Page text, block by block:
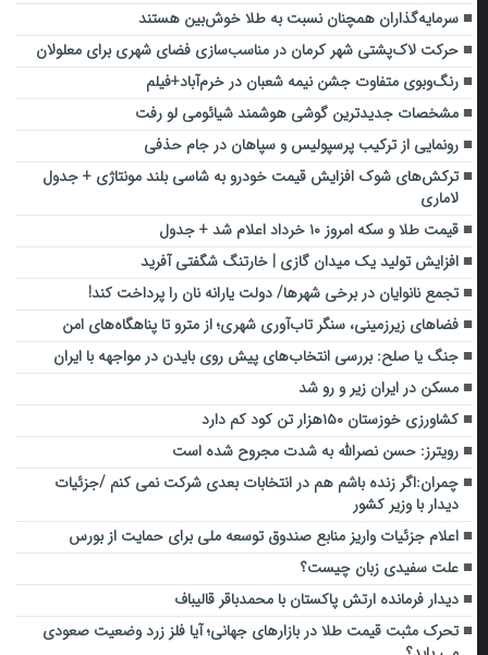
سرمایه‌گذاران همچنان نسبت به طلا خوش‌بین هستند
حرکت لاک‌پشتی شهر کرمان در مناسب‌سازی فضای شهری برای معلولان
‌رنگ‌وبوی متفاوت جشن نیمه شعبان در خرم‌آباد+فیلم
مشخصات جدیدترین گوشی هوشمند شیائومی لو رفت
رونمایی از ترکیب پرسپولیس و سپاهان در جام حذفی
ترکش‌های شوک افزایش قیمت خودرو به شاسی بلند مونتاژی + جدول
لاماری
قیمت طلا و سکه امروز ۱۰ خرداد اعلام شد + جدول
افزایش تولید یک میدان گازی | خارتنگ شگفتی آفرید
تجمع نانوایان در برخی شهرها/ دولت یارانه نان را پرداخت کند!
فضاهای زیرزمینی، سنگر تاب‌آوری شهری؛ از مترو تا پناهگاه‌های امن
جنگ یا صلح: بررسی انتخاب‌های پیش روی بایدن در مواجهه با ایران
مسکن در ایران زیر و رو شد
کشاورزی خوزستان ۱۵۰هزار تن کود کم دارد
رویترز: حسن نصرالله به شدت مجروح شده است
چمران:اگر زنده باشم هم در انتخابات بعدی شرکت نمی کنم /جزئیات
دیدار با وزیر کشور
اعلام جزئیات واریز منابع صندوق توسعه ملی برای حمایت از بورس
علت سفیدی زبان چیست؟
دیدار فرمانده ارتش پاکستان با محمدباقر قالیباف
تحرک مثبت قیمت طلا در بازارهای جهانی؛ آیا فلز زرد وضعیت صعودی